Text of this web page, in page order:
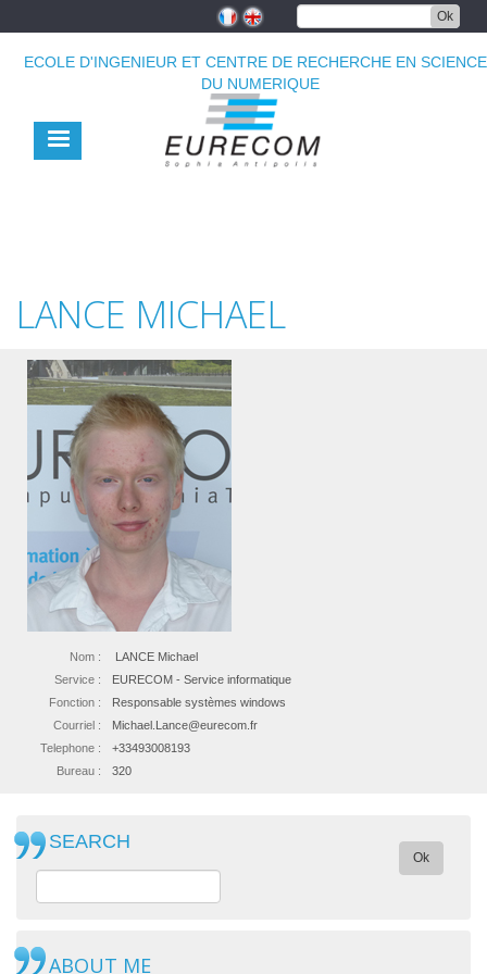
principal
Ok
ECOLE D'INGENIEUR ET CENTRE DE RECHERCHE EN
DU NUMERIQUE
LANCE MICHAEL
Nom :
LANCE Michael
Service :
EURECOM - Service informatique
Fonction :
Responsable systèmes windows
Courriel :
Michael.Lance@eurecom.fr
Telephone :
+33493008193
Bureau :
320
SEARCH
Ok
ABOUT ME